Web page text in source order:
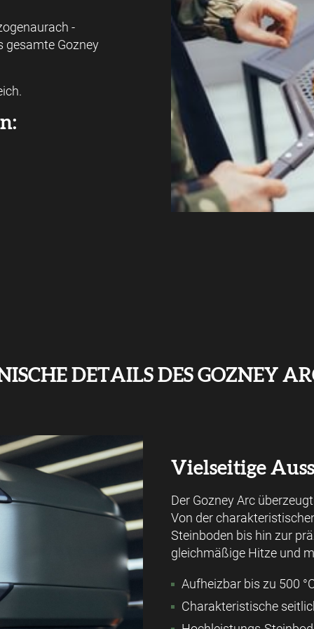
-
gesamte Gozney
DETAILS DES GOZNEY
Vielseitige
Der Gozney Arc
Von der
Steinboden bis hin zur
gleichmäßige Hitze und
Aufheizbar bis zu 500
Charakteristische